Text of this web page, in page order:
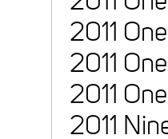
2011
2011
2011
2011